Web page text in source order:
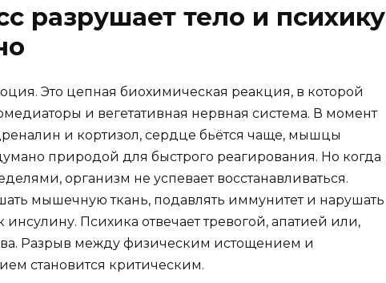
разрушает тело и психику
Это цепная биохимическая реакция, в которой
и вегетативная нервная система. В момент
и кортизол, сердце бьётся чаще, мышцы
природой для быстрого реагирования. Но когда
организм не успевает восстанавливаться.
мышечную ткань, подавлять иммунитет и нарушать
инсулину. Психика отвечает тревогой, апатией или,
Разрыв между физическим истощением и
становится критическим.